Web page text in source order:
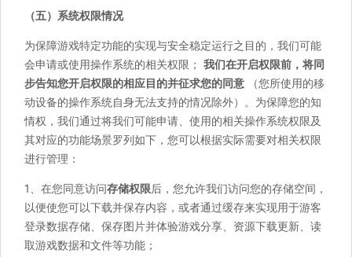
（五）系统权限情况
为保障游戏特定功能的实现与安全稳定运行之目的，我们可能
会申请或使用操作系统的相关权限； 我们在开启权限前，将同
步告知您开启权限的相应目的并征求您的同意 （您所使用的移
动设备的操作系统自身无法支持的情况除外）。为保障您的知
情权，我们通过将我们可能申请、使用的相关操作系统权限及
其对应的功能场景罗列如下，您可以根据实际需要对相关权限
进行管理：
1、在您同意访问存储权限后，您允许我们访问您的存储空间，
以便使您可以下载并保存内容，或者通过缓存来实现用于游客
登录数据存储、保存图片并体验游戏分享、资源下载更新、读
取游戏数据和文件等功能；